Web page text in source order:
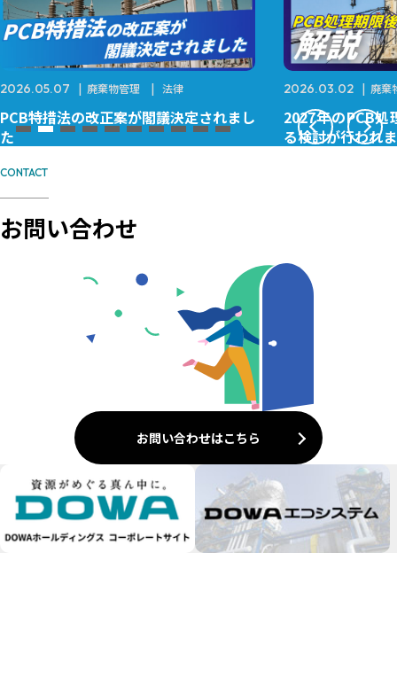
2026.05.07 廃棄物管理 法律
PCB特措法の改正案が閣議決定されまし
た
2026.03.02 廃棄
2027年のPCB
る検討が行われ
CONTACT
お問い合わせ
お問い合わせはこちら